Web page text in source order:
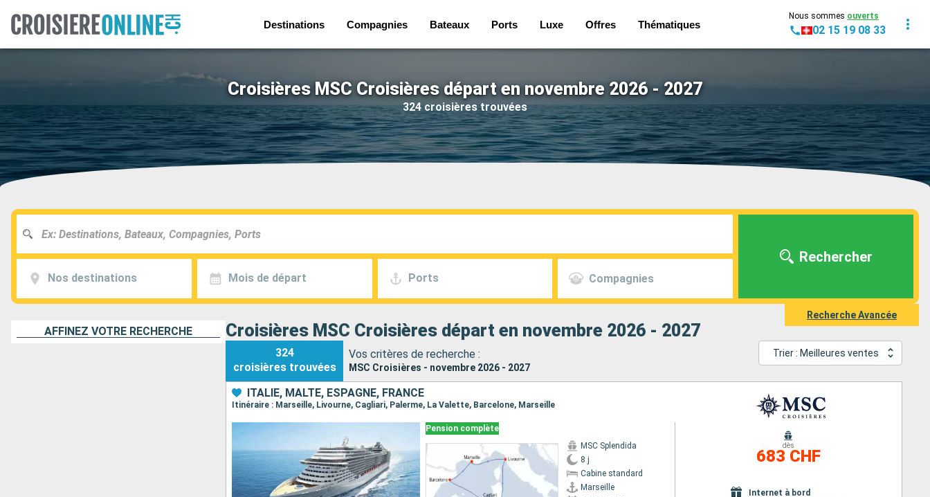
Destinations Compagnies Bateaux Ports Luxe Offres Thématiques
Nous sommes ouverts
02 15 19 08 33
Croisières MSC Croisières départ en novembre 2026 - 2027
324 croisières trouvées
Nos destinations Mois de départ Ports Compagnies
Rechercher
Recherche Avancée
AFFINEZ VOTRE RECHERCHE Croisières MSC Croisières départ en novembre 2026 - 2027
324
croisières trouvées
Vos critères de recherche :
MSC Croisières - novembre 2026 - 2027
Trier : Meilleures ventes
ITALIE, MALTE, ESPAGNE, FRANCE
Itinéraire : Marseille, Livourne, Cagliari, Palerme, La Valette, Barcelone, Marseille
Pension complète
MSC Splendida
8 j
Cabine standard
Marseille
dès
683 CHF
Internet à bord